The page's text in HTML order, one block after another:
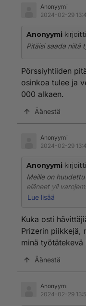
Anonyymi
2024-02-29
Anonyymi
Pitäisi saada niitä
Pörssiyhtiiden
osinkoa tulee ja
000 alkaen.
Äänestä
Anonyymi
2024-02-29
Anonyymi
Meille on
eläneet yli
hirvittävä ja
vähenevät,
lisää ja huutaa
Totta sekin, että
äärimmäisen
taida enää olla
töitäkään
ymmärrä kuolla
Lue lisää
Kuka osti
Prizerin piikkejä,
minä työtätekevä
Äänestä
Anonyymi
2024-02-29